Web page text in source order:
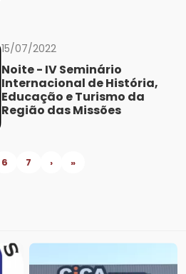
15/07/2022
Noite - IV Seminário
Internacional de História,
Educação e Turismo da
Região das Missões
6 7 › »